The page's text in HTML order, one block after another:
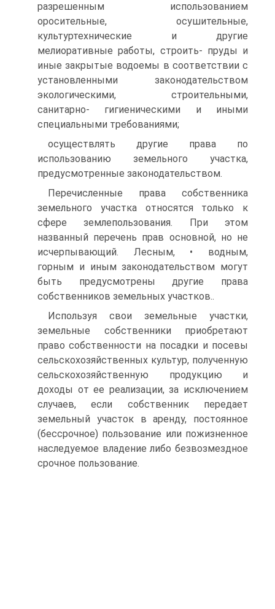
разрешенным использованием
оросительные, осушительные,
культуртехнические и другие
мелиоративные работы, строить- пруды и
иные закрытые водоемы в соответствии с
установленными законодательством
экологическими, строительными,
санитарно- гигиеническими и иными
специальными требованиями;
осуществлять другие права по
использованию земельного участка,
предусмотренные законодательством.
Перечисленные права собственника
земельного участка относятся только к
сфере землепользования. При этом
названный перечень прав основной, но не
исчерпывающий. Лесным, • водным,
горным и иным законодательством могут
быть предусмотрены другие права
собственников земельных участков..
Используя свои земельные участки,
земельные собственники приобретают
право собственности на посадки и посевы
сельскохозяйственных культур, полученную
сельскохозяйственную продукцию и
доходы от ее реализации, за исключением
случаев, если собственник передает
земельный участок в аренду, постоянное
(бессрочное) пользование или пожизненное
наследуемое владение либо безвозмездное
срочное пользование.